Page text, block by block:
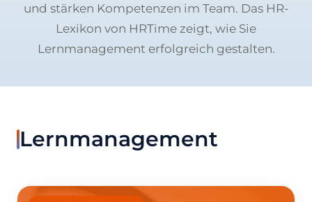
und stärken Kompetenzen im Team. Das HR-
Lexikon von HRTime zeigt, wie Sie
Lernmanagement erfolgreich gestalten.
Lernmanagement